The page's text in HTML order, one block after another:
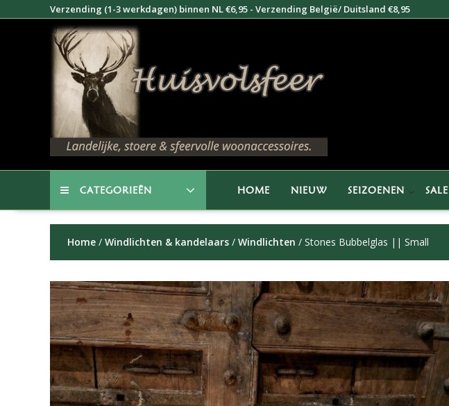
naar
Verzending (1-3 werkdagen) binnen NL €6,95 - Verzending België/ Duitsland €8,95
CATEGORIEËN HOME NIEUW SEIZOENEN SALE
Home / Windlichten & kandelaars / Windlichten / Stones Bubbelglas || Small